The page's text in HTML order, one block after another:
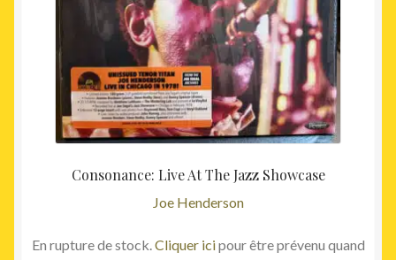
Consonance: Live At The Jazz Showcase
Joe Henderson
En rupture de stock. Cliquer icipour être prévenu quand